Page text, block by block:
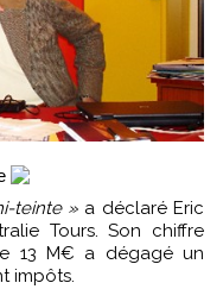
teinte » a déclaré Eric
Tours. Son chiffre
13 M€ a dégagé un
impôts.